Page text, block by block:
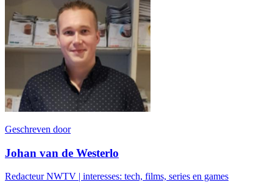
Geschreven door
Johan van de Westerlo
Redacteur NWTV | interesses: tech, films, series en games